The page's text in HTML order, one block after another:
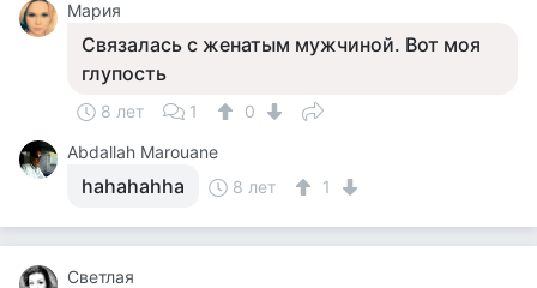
Мария
Связалась с женатым мужчиной. Вот моя
глупость
8 лет 1
0
Abdallah Marouane
hahahahha 8 лет 1
Светлая